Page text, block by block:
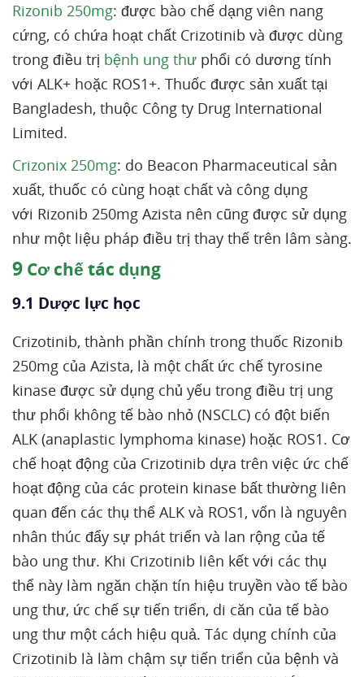
Rizonib 250mg: được bào chế dạng viên nang
cứng, có chứa hoạt chất Crizotinib và được dùng
trong điều trị bệnh ung thư phổi có dương tính
với ALK+ hoặc ROS1+. Thuốc được sản xuất tại
Bangladesh, thuộc Công ty Drug International
Limited.
Crizonix 250mg: do Beacon Pharmaceutical sản
xuất, thuốc có cùng hoạt chất và công dụng
với Rizonib 250mg Azista nên cũng được sử dụng
như một liệu pháp điều trị thay thế trên lâm sàng.
9 Cơ chế tác dụng
9.1 Dược lực học
Crizotinib, thành phần chính trong thuốc Rizonib
250mg của Azista, là một chất ức chế tyrosine
kinase được sử dụng chủ yếu trong điều trị ung
thư phổi không tế bào nhỏ (NSCLC) có đột biến
ALK (anaplastic lymphoma kinase) hoặc ROS1. Cơ
chế hoạt động của Crizotinib dựa trên việc ức chế
hoạt động của các protein kinase bất thường liên
quan đến các thụ thể ALK và ROS1, vốn là nguyên
nhân thúc đẩy sự phát triển và lan rộng của tế
bào ung thư. Khi Crizotinib liên kết với các thụ
thể này làm ngăn chặn tín hiệu truyền vào tế bào
ung thư, ức chế sự tiến triển, di căn của tế bào
ung thư một cách hiệu quả. Tác dụng chính của
Crizotinib là làm chậm sự tiến triển của bệnh và